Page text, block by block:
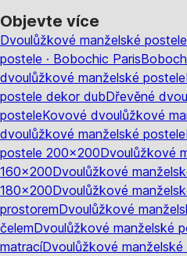
Objevte více
Dvoulůžkové manželské postele
postele · Bobochic Paris
dvoulůžkové manželské postele
postele dekor dubDřevěné
posteleKovové dvoulůžkové
dvoulůžkové manželské postele
postele 200x200Dvoulůžkové
160x200Dvoulůžkové
180x200Dvoulůžkové
prostoremDvoulůžkové
čelemDvoulůžkové manželské
matracíDvoulůžkové